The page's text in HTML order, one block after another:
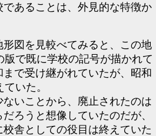
であることは、外見的な特徴か
図を見較べてみると、この地
版で既に学校の記号が描かれて
で受け継がれていたが、昭和
いた。
いことから、廃止されたのは
ろうと想像していたのだが、
舎としての役目は終えていた